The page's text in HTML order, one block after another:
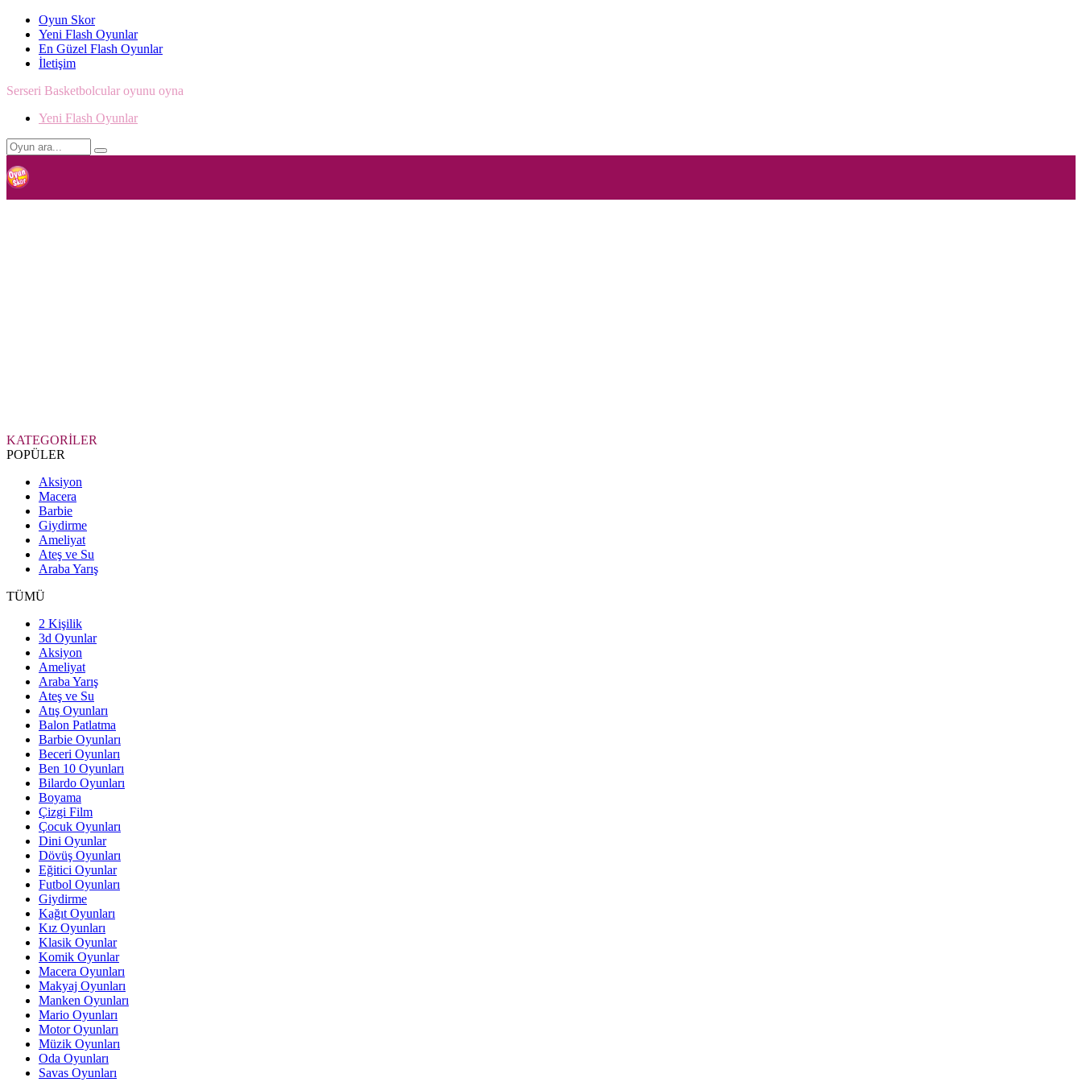
Oyun Skor
Yeni Flash Oyunlar
En Güzel Flash Oyunlar
İletişim
Serseri Basketbolcular oyunu oyna
Yeni Flash Oyunlar
KATEGORİLER
POPÜLER
Aksiyon
Macera
Barbie
Giydirme
Ameliyat
Ateş ve Su
Araba Yarış
TÜMÜ
2 Kişilik
3d Oyunlar
Aksiyon
Ameliyat
Araba Yarış
Ateş ve Su
Atış Oyunları
Balon Patlatma
Barbie Oyunları
Beceri Oyunları
Ben 10 Oyunları
Bilardo Oyunları
Boyama
Çizgi Film
Çocuk Oyunları
Dini Oyunlar
Dövüş Oyunları
Eğitici Oyunlar
Futbol Oyunları
Giydirme
Kağıt Oyunları
Kız Oyunları
Klasik Oyunlar
Komik Oyunlar
Macera Oyunları
Makyaj Oyunları
Manken Oyunları
Mario Oyunları
Motor Oyunları
Müzik Oyunları
Oda Oyunları
Savas Oyunları